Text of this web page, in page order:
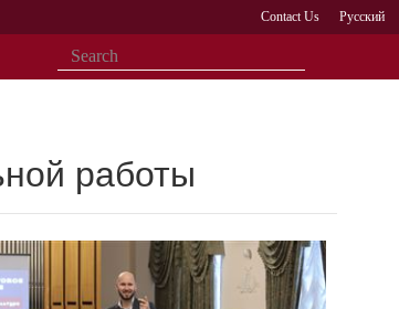
Contact Us Русский
работы